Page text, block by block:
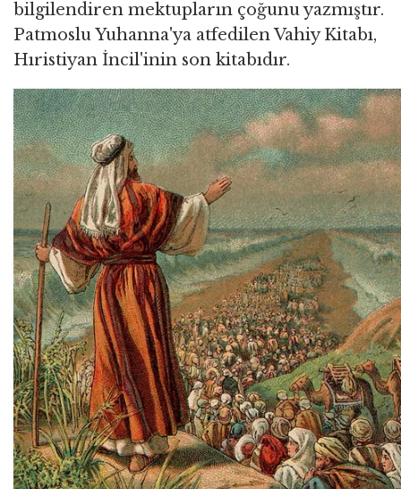
bilgilendiren mektupların çoğunu yazmıştır.
Patmoslu Yuhanna'ya atfedilen Vahiy Kitabı,
Hıristiyan İncil'inin son kitabıdır.